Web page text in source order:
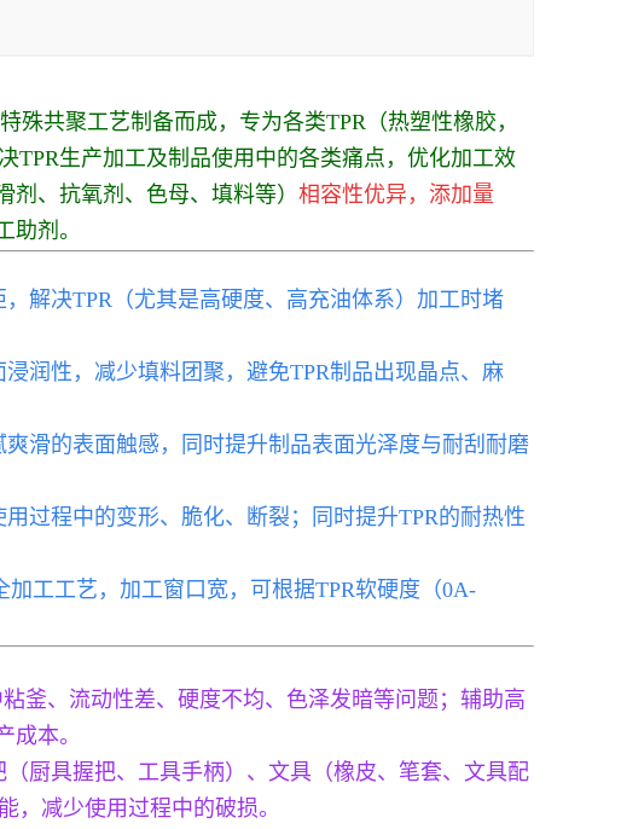
共聚工艺制备而成，专为各类TPR（热塑性橡胶，
TPR生产加工及制品使用中的各类痛点，优化加工效
、抗氧剂、色母、填料等） 相容性优异，添加量
助剂。
解决TPR（尤其是高硬度、高充油体系）加工时堵
润性，减少填料团聚，避免TPR制品出现晶点、麻
滑的表面触感，同时提升制品表面光泽度与耐刮耐磨
过程中的变形、脆化、断裂；同时提升TPR的耐热性
加工工艺，加工窗口宽，可根据TPR软硬度（0A-
釜、流动性差、硬度不均、色泽发暗等问题；辅助高
本。
厨具握把、工具手柄）、文具（橡皮、笔套、文具配
减少使用过程中的破损。